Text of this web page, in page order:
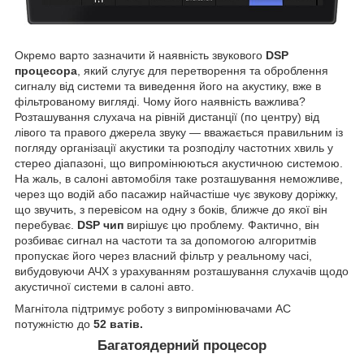
Окремо варто зазначити й наявність звукового DSP
процесора , який слугує для перетворення та оброблення
сигналу від системи та виведення його на акустику, вже в
фільтрованому вигляді. Чому його наявність важлива?
Розташування слухача на рівній дистанції (по центру) від
лівого та правого джерела звуку — вважається правильним із
погляду організації акустики та розподілу частотних хвиль у
стерео діапазоні, що випромінюються акустичною системою.
На жаль, в салоні автомобіля таке розташування неможливе,
через що водій або пасажир найчастіше чує звукову доріжку,
що звучить, з перевісом на одну з боків, ближче до якої він
перебуває. DSP чип вирішує цю проблему. Фактично, він
розбиває сигнал на частоти та за допомогою алгоритмів
пропускає його через власний фільтр у реальному часі,
вибудовуючи АЧХ з урахуванням розташування слухачів щодо
акустичної системи в салоні авто.
Магнітола підтримує роботу з випромінювачами АС
потужністю до 52 ватів.
Багатоядерний процесор